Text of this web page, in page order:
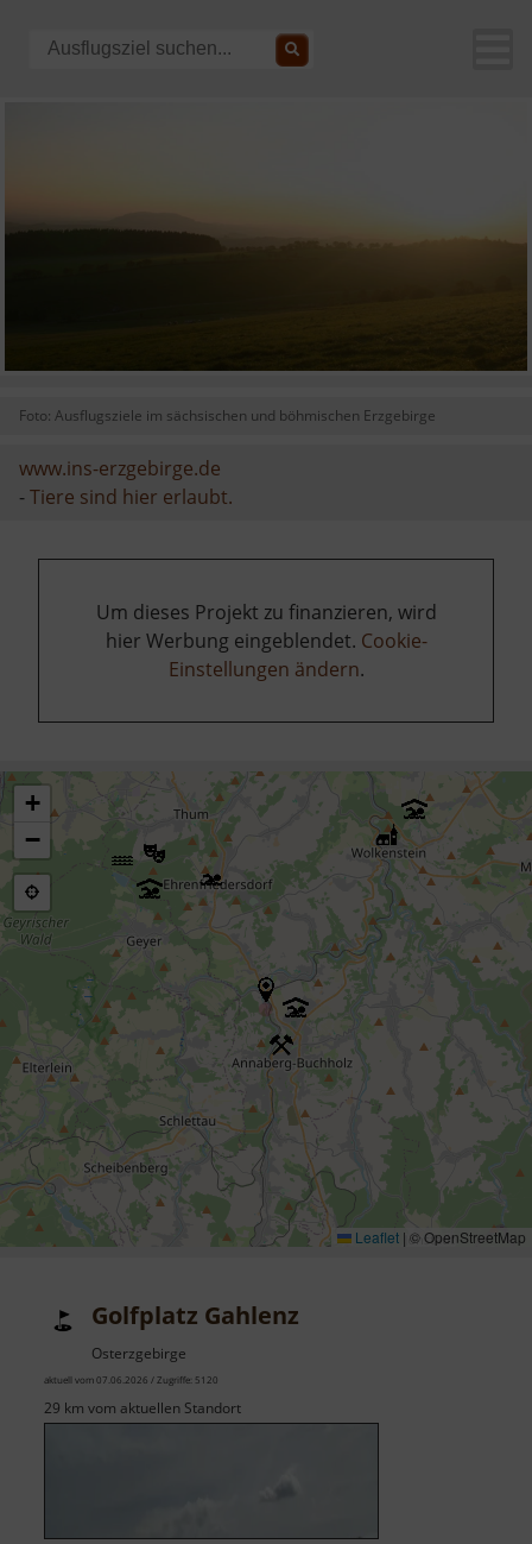
Foto: Ausflugsziele im sächsischen und böhmischen Erzgebirge
www.ins-erzgebirge.de
-Tiere sind hier erlaubt.
Um dieses Projekt zu finanzieren, wird
hier Werbung eingeblendet. Cookie-
Einstellungen ändern.
+
−
Leaflet | © OpenStreetMap
Golfplatz Gahlenz
Osterzgebirge
aktuell vom 07.06.2026 / Zugriffe: 5120
29 km vom aktuellen Standort